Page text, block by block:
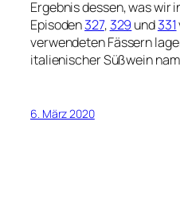
Ergebnis dessen, was wir
Episoden327, 329 und331
verwendeten Fässern
italienischer Süßwein
6. März 2020